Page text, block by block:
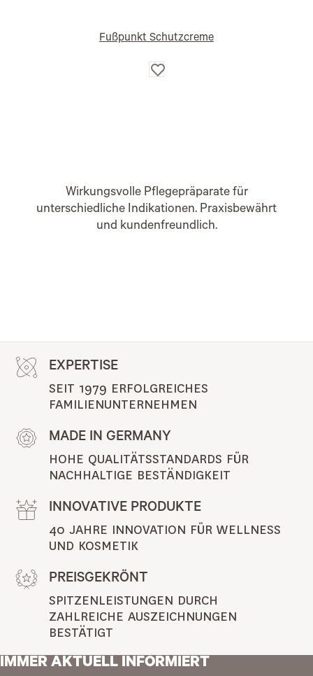
Fußpunkt Schutzcreme
Auf
die
Wirkungsvolle Pflegepräparate für
unterschiedliche Indikationen. Praxisbewährt
und kundenfreundlich.
EXPERTISE
SEIT 1979 ERFOLGREICHES
FAMILIENUNTERNEHMEN
MADE IN GERMANY
HOHE QUALITÄTSSTANDARDS FÜR
NACHHALTIGE BESTÄNDIGKEIT
INNOVATIVE PRODUKTE
40 JAHRE INNOVATION FÜR WELLNESS
UND KOSMETIK
PREISGEKRÖNT
SPITZENLEISTUNGEN DURCH
ZAHLREICHE AUSZEICHNUNGEN
BESTÄTIGT
IMMER AKTUELL INFORMIERT